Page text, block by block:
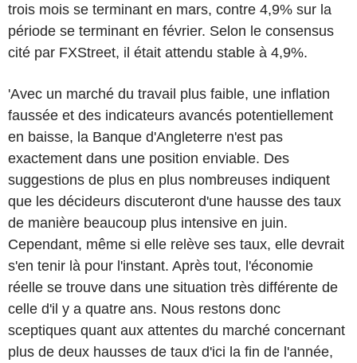
trois mois se terminant en mars, contre 4,9% sur la
période se terminant en février. Selon le consensus
cité par FXStreet, il était attendu stable à 4,9%.
'Avec un marché du travail plus faible, une inflation
faussée et des indicateurs avancés potentiellement
en baisse, la Banque d'Angleterre n'est pas
exactement dans une position enviable. Des
suggestions de plus en plus nombreuses indiquent
que les décideurs discuteront d'une hausse des taux
de manière beaucoup plus intensive en juin.
Cependant, même si elle relève ses taux, elle devrait
s'en tenir là pour l'instant. Après tout, l'économie
réelle se trouve dans une situation très différente de
celle d'il y a quatre ans. Nous restons donc
sceptiques quant aux attentes du marché concernant
plus de deux hausses de taux d'ici la fin de l'année,